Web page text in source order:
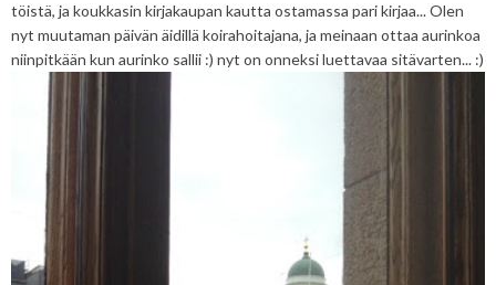
töistä, ja koukkasin kirjakaupan kautta ostamassa pari kirjaa... Olen
nyt muutaman päivän äidillä koirahoitajana, ja meinaan ottaa aurinkoa
niinpitkään kun aurinko sallii :) nyt on onneksi luettavaa sitävarten... :)